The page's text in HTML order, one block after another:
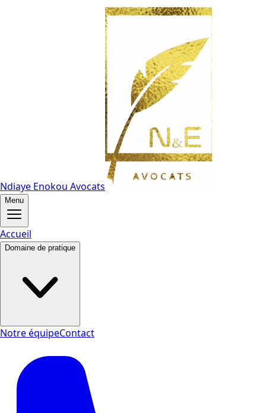
Ndiaye Enokou Avocats
Menu
Accueil
Domaine de pratique
Notre équipeContact